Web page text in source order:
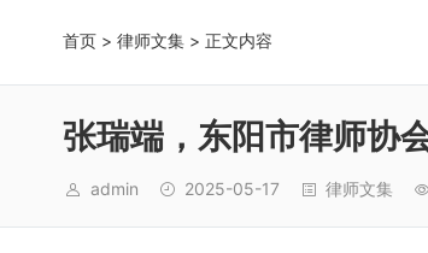
首页 > 律师文集 > 正文内容
张瑞端，东阳市律师协
admin 2025-05-17 律师文集